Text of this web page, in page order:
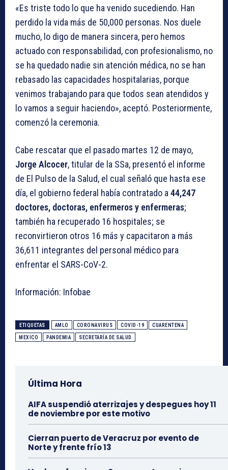
«Es triste todo lo que ha venido sucediendo. Han
perdido la vida más de 50,000 personas. Nos duele
mucho, lo digo de manera sincera, pero hemos
actuado con responsabilidad, con profesionalismo, no
se ha quedado nadie sin atención médica, no se han
rebasado las capacidades hospitalarias, porque
venimos trabajando para que todos sean atendidos y
lo vamos a seguir haciendo», aceptó. Posteriormente,
comenzó la ceremonia.
Cabe rescatar que el pasado martes 12 de mayo,
Jorge Alcocer, titular de la SSa, presentó el informe
de El Pulso de la Salud, el cual señaló que hasta ese
día, el gobierno federal había contratado a 44,247
doctores, doctoras, enfermeros y enfermeras;
también ha recuperado 16 hospitales; se
reconvirtieron otros 16 más y capacitaron a más
36,611 integrantes del personal médico para
enfrentar el SARS-CoV-2.
Información: Infobae
ETIQUETAS AMLO CORONAVIRUS COVID-19 CUARENTENA
MEXICO PANDEMIA SECRETARÍA DE SALUD
Última Hora
AIFA suspendió aterrizajes y despegues hoy 11
de noviembre por este motivo
Cierran puerto de Veracruz por evento de
Norte y frente frío 13